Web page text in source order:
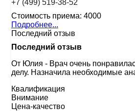
+7 (499) 519-38-52
Стоимость приема: 4000
Подробнее...
Последний отзыв
Последний отзыв
От Юлия - Врач очень
делу. Назначила необходимые
Квалификация
Внимание
Цена-качество